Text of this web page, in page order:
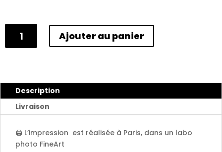
2023
Ajouter au panier
Description
Livraison
🖨️ L’impression est réalisée à Paris, dans un labo
photo FineArt